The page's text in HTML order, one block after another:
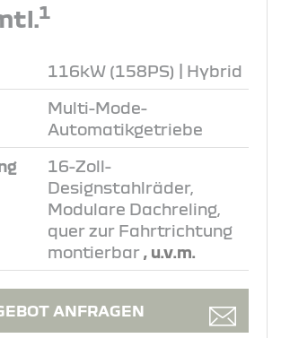
1
116kW (158PS) | Hybrid
Multi-Mode-
Automatikgetriebe
16-Zoll-
Designstahlräder,
Modulare Dachreling,
quer zur Fahrtrichtung
montierbar , u.v.m.
ANFRAGEN